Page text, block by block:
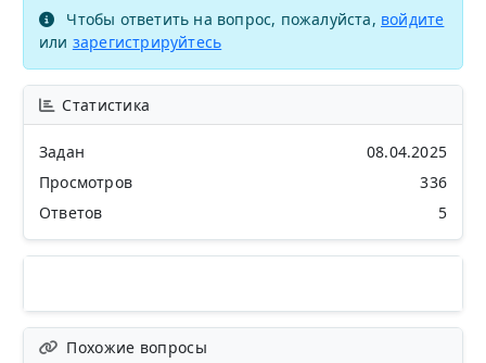
Чтобы ответить на вопрос, пожалуйста, войдите
или зарегистрируйтесь
Статистика
Задан
08.04.2025
Просмотров
336
Ответов
5
Похожие вопросы